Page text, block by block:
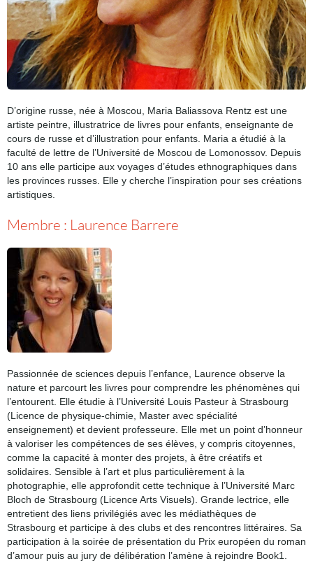
D’origine russe, née à Moscou, Maria Baliassova Rentz est une
artiste peintre, illustratrice de livres pour enfants, enseignante de
cours de russe et d’illustration pour enfants. Maria a étudié à la
faculté de lettre de l’Université de Moscou de Lomonossov. Depuis
10 ans elle participe aux voyages d’études ethnographiques dans
les provinces russes. Elle y cherche l’inspiration pour ses créations
artistiques.
Membre : Laurence Barrere
Passionnée de sciences depuis l’enfance, Laurence observe la
nature et parcourt les livres pour comprendre les phénomènes qui
l’entourent. Elle étudie à l’Université Louis Pasteur à Strasbourg
(Licence de physique-chimie, Master avec spécialité
enseignement) et devient professeure. Elle met un point d’honneur
à valoriser les compétences de ses élèves, y compris citoyennes,
comme la capacité à monter des projets, à être créatifs et
solidaires. Sensible à l’art et plus particulièrement à la
photographie, elle approfondit cette technique à l’Université Marc
Bloch de Strasbourg (Licence Arts Visuels). Grande lectrice, elle
entretient des liens privilégiés avec les médiathèques de
Strasbourg et participe à des clubs et des rencontres littéraires. Sa
participation à la soirée de présentation du Prix européen du roman
d’amour puis au jury de délibération l’amène à rejoindre Book1.